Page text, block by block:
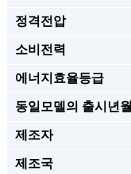
정격전압
소비전력
에너지효율등급
동일모델의 출시년월
제조자
제조국